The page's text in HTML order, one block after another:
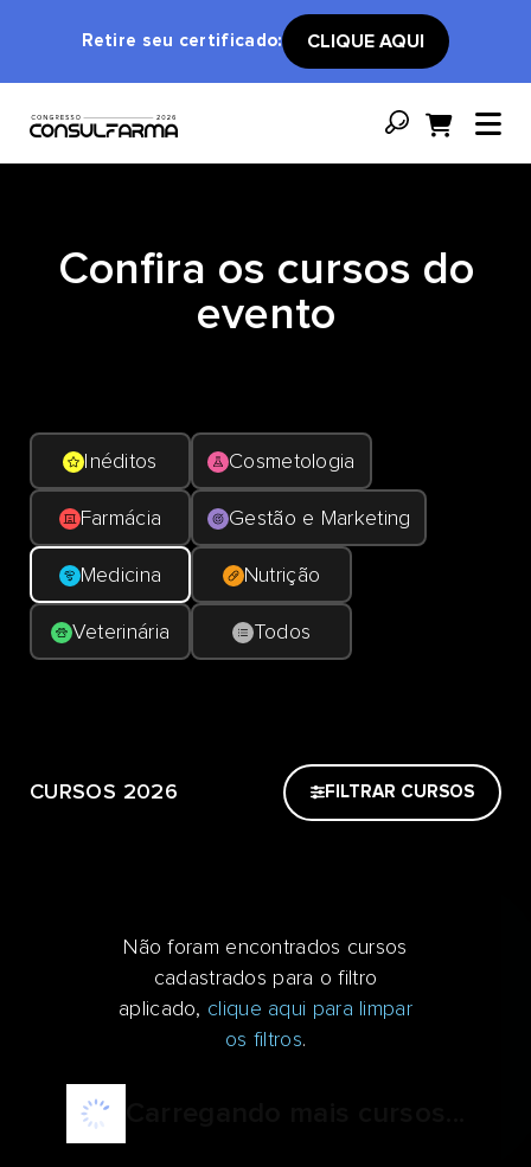
Retire seu certificado: CLIQUE AQUI
Confira os cursos do
evento
Inéditos Cosmetologia
Farmácia Gestão e Marketing
Medicina Nutrição
Veterinária Todos
CURSOS 2026 FILTRAR CURSOS
Não foram encontrados cursos
cadastrados para o filtro
aplicado, clique aqui para limpar
os filtros.